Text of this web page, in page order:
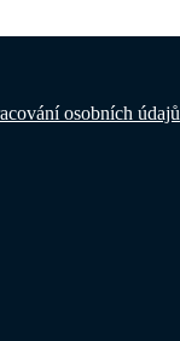
osobních údajů